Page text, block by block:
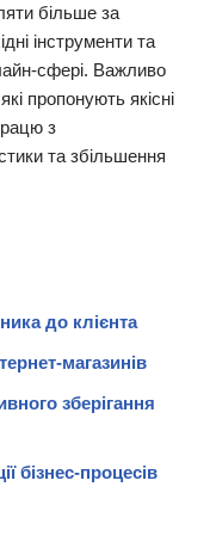
більше за
інструменти та
сфері. Важливо
пропонують якісні
з
та збільшення
до клієнта
магазинів
зберігання
бізнес-процесів